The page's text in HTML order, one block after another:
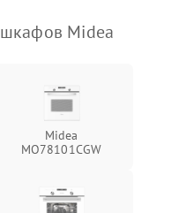
Midea
Midea
MO78101CGW